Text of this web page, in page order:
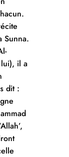
Sunna.
lui), il a
dit :